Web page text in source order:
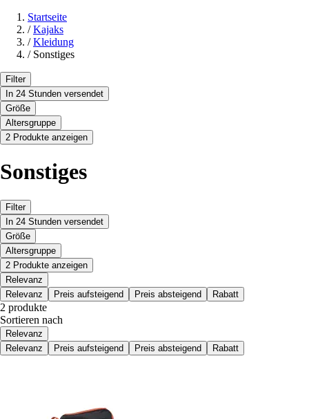
Startseite
/ Kajaks
/ Kleidung
/ Sonstiges
Filter
In 24 Stunden versendet
Größe
Altersgruppe
2 Produkte anzeigen
Sonstiges
Filter
In 24 Stunden versendet
Größe
Altersgruppe
2 Produkte anzeigen
Relevanz
Relevanz
Preis aufsteigend Preis absteigend Rabatt
2 produkte
Sortieren nach
Relevanz
Relevanz
Preis aufsteigend Preis absteigend Rabatt